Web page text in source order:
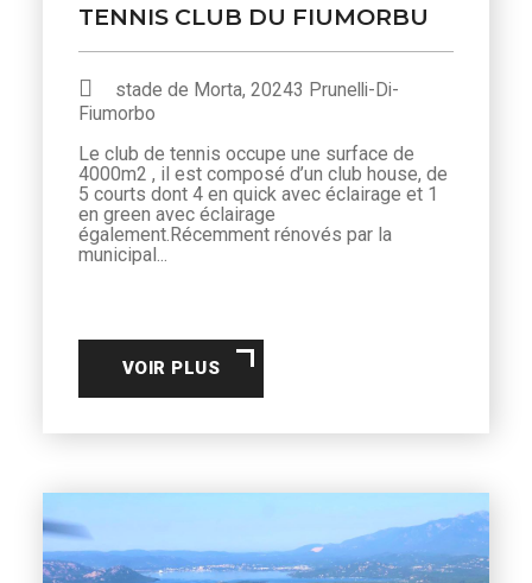
TENNIS CLUB DU FIUMORBU
stade de Morta, 20243 Prunelli-Di-
Fiumorbo
Le club de tennis occupe une surface de
4000m2 , il est composé d’un club house, de
5 courts dont 4 en quick avec éclairage et 1
en green avec éclairage
également.Récemment rénovés par la
municipal...
VOIR PLUS